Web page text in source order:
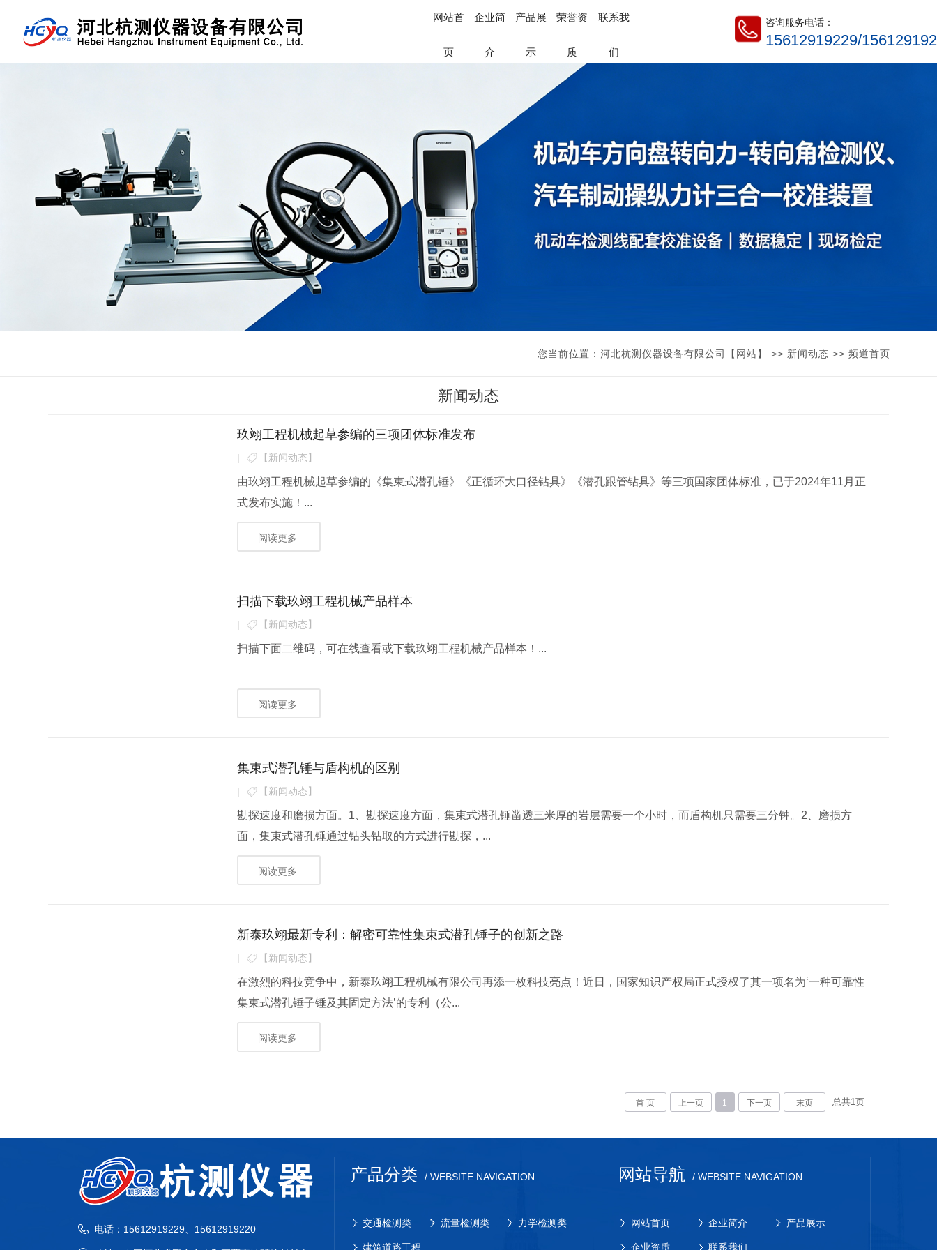
网站首
页
企业简
介
产品展
示
荣誉资
质
联系我
们
咨询服务电话：
15612919229/
您当前位置： 河北杭测仪器设备有限公司【网站】 >> 新闻动态 >> 频道首页
新闻动态
玖翊工程机械起草参编的三项团体标准发布
| 【新闻动态】
由玖翊工程机械起草参编的《集束式潜孔锤》《正循环大口径钻具》《潜孔跟管钻具》等三项国家团体标准，已于2024年11月正
式发布实施！...
阅读更多
扫描下载玖翊工程机械产品样本
| 【新闻动态】
扫描下面二维码，可在线查看或下载玖翊工程机械产品样本！...
阅读更多
集束式潜孔锤与盾构机的区别
| 【新闻动态】
勘探速度和磨损方面。1、勘探速度方面，集束式潜孔锤凿透三米厚的岩层需要一个小时，而盾构机只需要三分钟。2、磨损方
面，集束式潜孔锤通过钻头钻取的方式进行勘探，...
阅读更多
新泰玖翊最新专利：解密可靠性集束式潜孔锤子的创新之路
| 【新闻动态】
在激烈的科技竞争中，新泰玖翊工程机械有限公司再添一枚科技亮点！近日，国家知识产权局正式授权了其一项名为‘一种可靠性
集束式潜孔锤子锤及其固定方法’的专利（公...
阅读更多
首 页 上一页 1 下一页 末页 总共1页
电话：15612919229、15612919220
产品分类 / WEBSITE NAVIGATION
交通检测类 流量检测类 力学检测类
建筑道路工程
网站导航 / WEBSITE NAVIGATION
网站首页 企业简介 产品展示
企业资质 联系我们